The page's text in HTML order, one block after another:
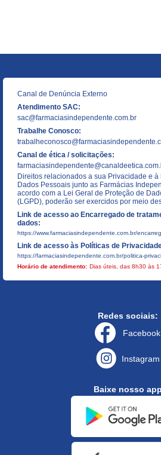
Canal de Denúncia Externo
Atendimento SAC:
sac@farmaciasindependente.com.br
Trabalhe Conosco:
Canal de ética / solicitações:
Direitos relacionados a sua Privacidade e à
Dados Pessoais junto as Farmácias
acordo com a Lei Geral de Proteção de
(LGPD), poderão ser exercidos por meio
Link de acesso ao Encarregado de
dados:
https://www.farmaciasindependente.com.br/
Link de acesso às Políticas de
https://farmaciasindependente.com.br/politica-
Horário de atendimento: Dias úteis, das 8h30 às
Redes sociais:
Facebook
Instagram
Baixe nosso app